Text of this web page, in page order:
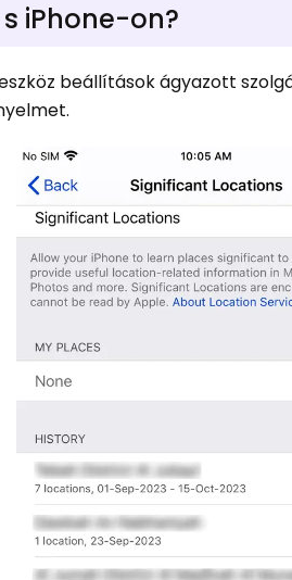
iPhone-on?
beállítások ágyazott